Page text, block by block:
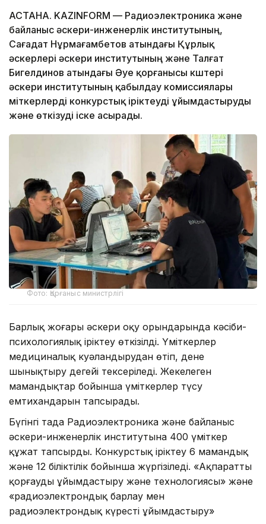
АСТАНА. KAZINFORM — Радиоэлектроника және
байланыс әскери-инженерлік институтының,
Сағадат Нұрмағамбетов атындағы Құрлық
әскерлері әскери институтының және Талғат
Бигелдинов атындағы Әуе қорғанысы күштері
әскери институтының қабылдау комиссиялары
үміткерлерді конкурстық іріктеуді ұйымдастыруды
және өткізуді іске асырады.
Фото: Қорғаныс министрлігі
Барлық жоғары әскери оқу орындарында кәсіби-
психологиялық іріктеу өткізілді. Үміткерлер
медициналық куәландырудан өтіп, дене
шынықтыру деңгейі тексеріледі. Жекелеген
мамандықтар бойынша үміткерлер түсу
емтихандарын тапсырады.
Бүгінгі таңда Радиоэлектроника және байланыс
әскери-инженерлік институтына 400 үміткер
құжат тапсырды. Конкурстық іріктеу 6 мамандық
және 12 біліктілік бойынша жүргізіледі. «Ақпаратты
қорғауды ұйымдастыру және технологиясы» және
«радиоэлектрондық барлау мен
радиоэлектрондық күресті ұйымдастыру»